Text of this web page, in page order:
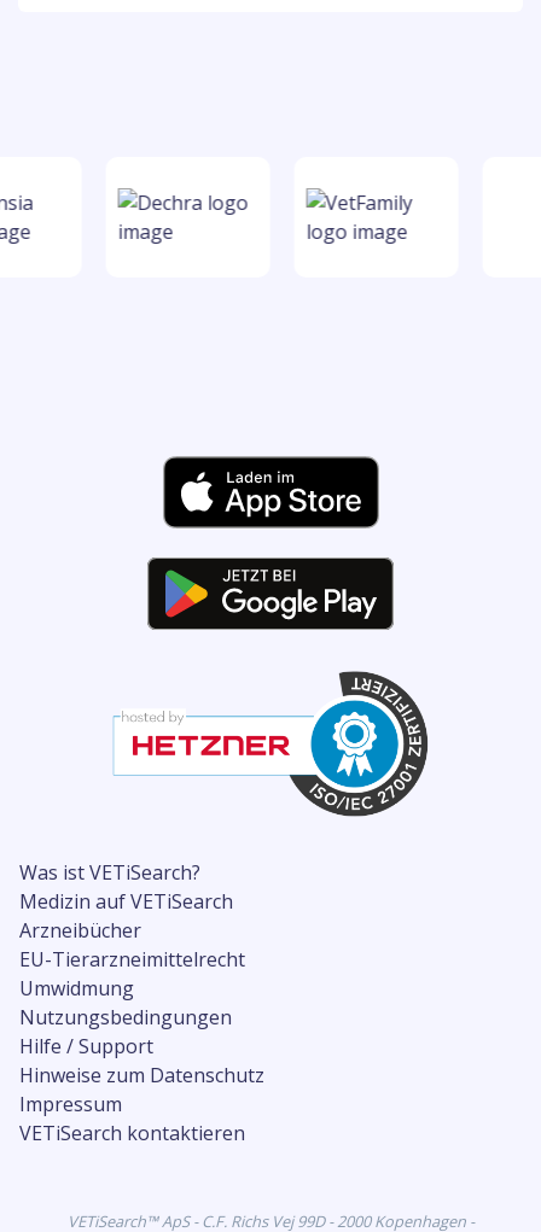
Was ist VETiSearch?
Medizin auf VETiSearch
Arzneibücher
EU-Tierarzneimittelrecht
Umwidmung
Nutzungsbedingungen
Hilfe / Support
Hinweise zum Datenschutz
Impressum
VETiSearch kontaktieren
VETiSearch™ ApS - C.F. Richs Vej 99D - 2000 Kopenhagen -